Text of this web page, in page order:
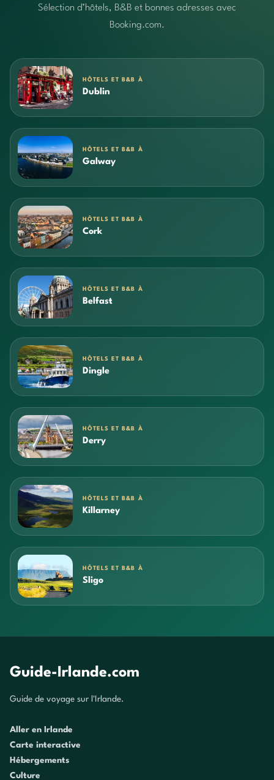
Sélection d’hôtels, B&B et bonnes adresses avec
Booking.com.
HÔTELS ET B&B À
Dublin
HÔTELS ET B&B À
Galway
HÔTELS ET B&B À
Cork
HÔTELS ET B&B À
Belfast
HÔTELS ET B&B À
Dingle
HÔTELS ET B&B À
Derry
HÔTELS ET B&B À
Killarney
HÔTELS ET B&B À
Sligo
Guide-Irlande.com
Guide de voyage sur l'Irlande.
Aller en Irlande
Carte interactive
Hébergements
Culture